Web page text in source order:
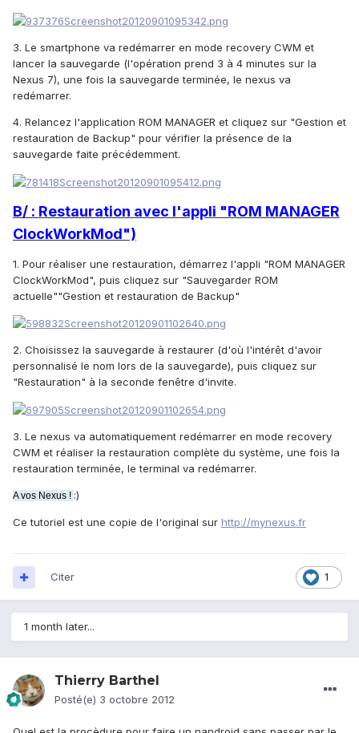
3. Le smartphone va redémarrer en mode recovery CWM et
lancer la sauvegarde (l'opération prend 3 à 4 minutes sur la
Nexus 7), une fois la sauvegarde terminée, le nexus va
redémarrer.
4. Relancez l'application ROM MANAGER et cliquez sur "Gestion et
restauration de Backup" pour vérifier la présence de la
sauvegarde faite précédemment.
B/ : Restauration avec l'appli "ROM MANAGER
ClockWorkMod")
1. Pour réaliser une restauration, démarrez l'appli "ROM MANAGER
ClockWorkMod", puis cliquez sur "Sauvegarder ROM
actuelle""Gestion et restauration de Backup"
2. Choisissez la sauvegarde à restaurer (d'où l'intérêt d'avoir
personnalisé le nom lors de la sauvegarde), puis cliquez sur
"Restauration" à la seconde fenêtre d'invite.
3. Le nexus va automatiquement redémarrer en mode recovery
CWM et réaliser la restauration complète du système, une fois la
restauration terminée, le terminal va redémarrer.
A vos Nexus ! :)
Ce tutoriel est une copie de l'original sur http://mynexus.fr
1
Citer
1 month later...
Thierry Barthel
Posté(e) 3 octobre 2012